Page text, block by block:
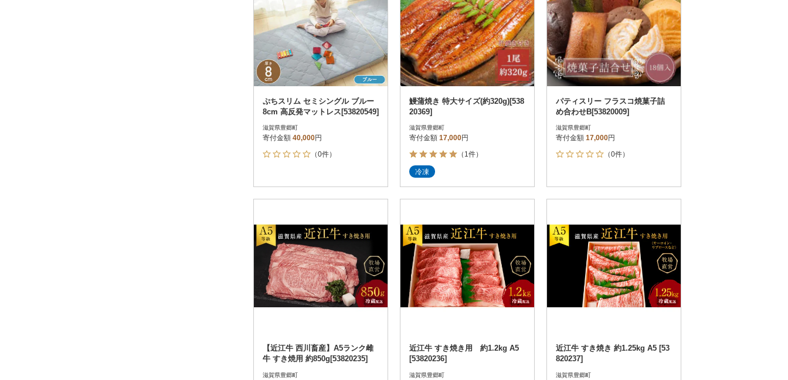
ぷちスリム セミシングル ブルー
8cm 高反発マットレス[53820549]
滋賀県豊郷町
寄付金額 40,000円
（0件）
鰻蒲焼き 特大サイズ(約320g)[538
20369]
滋賀県豊郷町
寄付金額 17,000円
（1件）
冷凍
パティスリー フラスコ焼菓子詰
め合わせB[53820009]
滋賀県豊郷町
寄付金額 17,000円
（0件）
【近江牛 西川畜産】A5ランク雌
牛 すき焼用 約850g[53820235]
滋賀県豊郷町
近江牛 すき焼き用 約1.2kg A5
[53820236]
滋賀県豊郷町
近江牛 すき焼き 約1.25kg A5 [53
820237]
滋賀県豊郷町